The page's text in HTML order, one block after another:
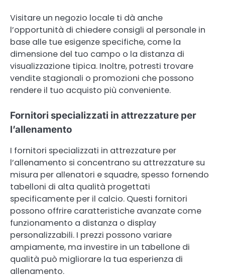
Visitare un negozio locale ti dà anche
l’opportunità di chiedere consigli al personale in
base alle tue esigenze specifiche, come la
dimensione del tuo campo o la distanza di
visualizzazione tipica. Inoltre, potresti trovare
vendite stagionali o promozioni che possono
rendere il tuo acquisto più conveniente.
Fornitori specializzati in attrezzature per
l’allenamento
I fornitori specializzati in attrezzature per
l’allenamento si concentrano su attrezzature su
misura per allenatori e squadre, spesso fornendo
tabelloni di alta qualità progettati
specificamente per il calcio. Questi fornitori
possono offrire caratteristiche avanzate come
funzionamento a distanza o display
personalizzabili. I prezzi possono variare
ampiamente, ma investire in un tabellone di
qualità può migliorare la tua esperienza di
allenamento.